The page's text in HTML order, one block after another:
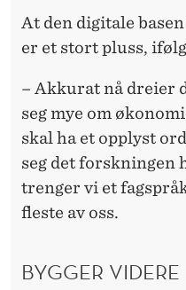
At den digitale
er et stort pluss,
– Akkurat nå dreier
seg mye om
skal ha et opplyst
seg det forskningen
trenger vi et
fleste av oss.
BYGGER VIDERE